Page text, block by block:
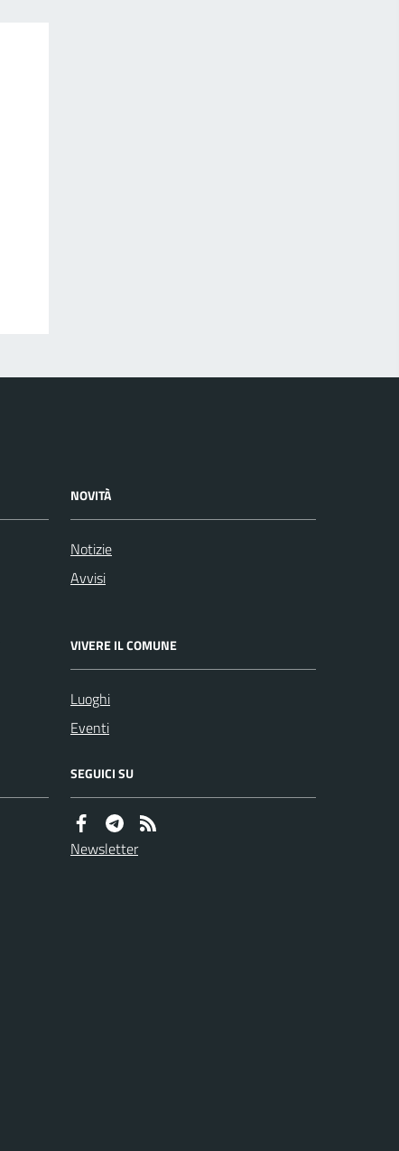
NOVITÀ
Notizie
Avvisi
VIVERE IL COMUNE
Luoghi
Eventi
SEGUICI SU
Newsletter